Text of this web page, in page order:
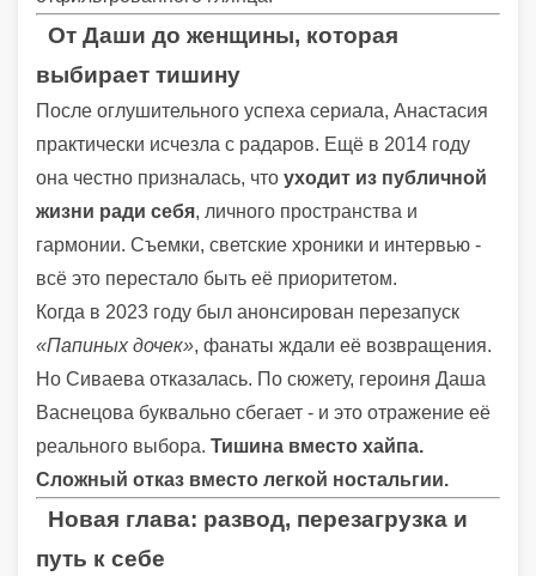
От Даши до женщины, которая
выбирает тишину
После оглушительного успеха сериала, Анастасия
практически исчезла с радаров. Ещё в 2014 году
она честно призналась, что уходит из публичной
жизни ради себя, личного пространства и
гармонии. Съемки, светские хроники и интервью -
всё это перестало быть её приоритетом.
Когда в 2023 году был анонсирован перезапуск
«Папиных дочек», фанаты ждали её возвращения.
Но Сиваева отказалась. По сюжету, героиня Даша
Васнецова буквально сбегает - и это отражение её
реального выбора. Тишина вместо хайпа.
Сложный отказ вместо легкой ностальгии.
Новая глава: развод, перезагрузка и
путь к себе